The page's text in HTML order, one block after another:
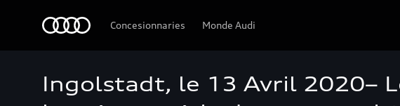
Concesionnaries Monde Audi
Ingolstadt, le 13 Avril 2020–